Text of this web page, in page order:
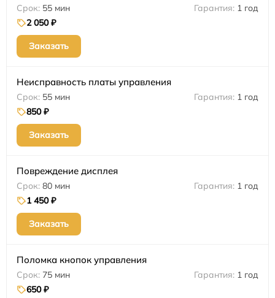
55 мин
1 год
2 050 ₽
Заказать
Неисправность платы управления
55 мин
1 год
850 ₽
Заказать
Повреждение дисплея
80 мин
1 год
1 450 ₽
Заказать
Поломка кнопок управления
75 мин
1 год
650 ₽